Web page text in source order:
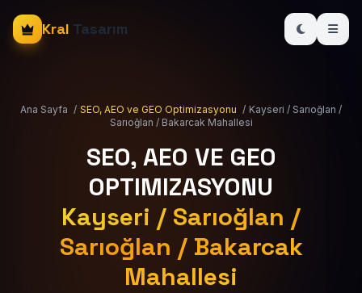
Kral Tasarım
Ana Sayfa / SEO, AEO ve GEO Optimizasyonu / Kayseri / Sarıoğlan /
Sarıoğlan / Bakarcak Mahallesi
SEO, AEO VE GEO
OPTIMIZASYONU
Kayseri / Sarıoğlan /
Sarıoğlan / Bakarcak
Mahallesi